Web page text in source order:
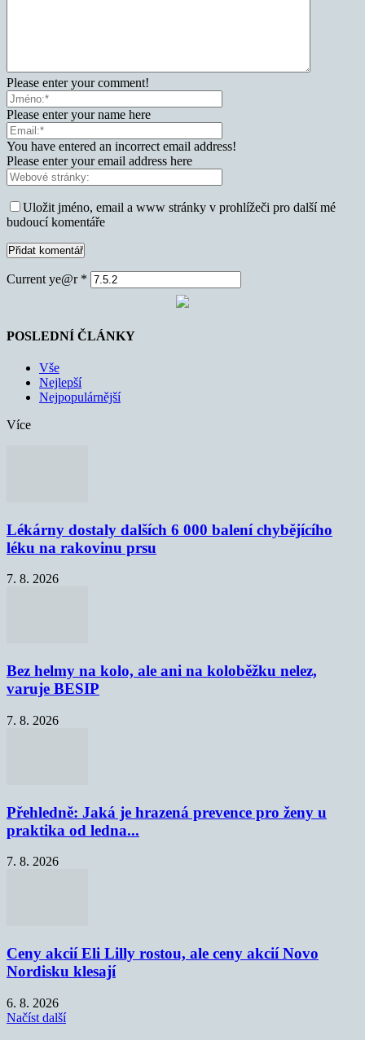
Please enter your comment!
Please enter your name here
You have entered an incorrect email address!
Please enter your email address here
Uložit jméno, email a www stránky v prohlížeči pro další mé
budoucí komentáře
Current ye@r *
POSLEDNÍ ČLÁNKY
Vše
Nejlepší
Nejpopulárnější
Více
Lékárny dostaly dalších 6 000 balení chybějícího
léku na rakovinu prsu
7. 8. 2026
Bez helmy na kolo, ale ani na koloběžku nelez,
varuje BESIP
7. 8. 2026
Přehledně: Jaká je hrazená prevence pro ženy u
praktika od ledna...
7. 8. 2026
Ceny akcií Eli Lilly rostou, ale ceny akcií Novo
Nordisku klesají
6. 8. 2026
Načíst další